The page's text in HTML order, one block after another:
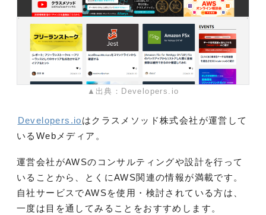
▲出典：Developers.io
Developers.ioはクラスメソッド株式会社が運営して
いるWebメディア。
運営会社がAWSのコンサルティングや設計を行って
いることから、とくにAWS関連の情報が満載です。
自社サービスでAWSを使用・検討されている方は、
一度は目を通してみることをおすすめします。